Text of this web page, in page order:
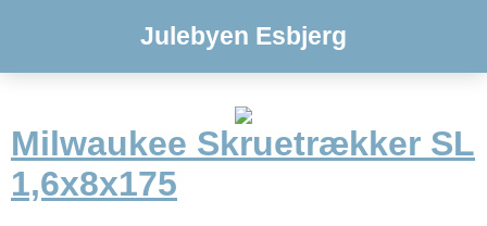
Julebyen Esbjerg
Milwaukee Skruetrækker SL
1,6x8x175